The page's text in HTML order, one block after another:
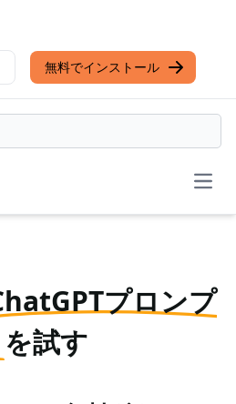
無料でインストール
プロンプ
を試す